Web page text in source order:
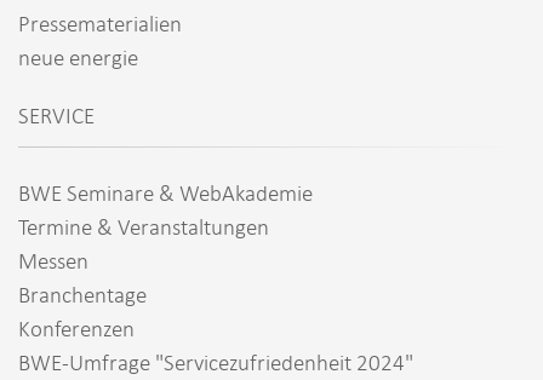
Pressematerialien
neue energie
SERVICE
BWE Seminare & WebAkademie
Termine & Veranstaltungen
Messen
Branchentage
Konferenzen
BWE-Umfrage "Servicezufriedenheit 2024"